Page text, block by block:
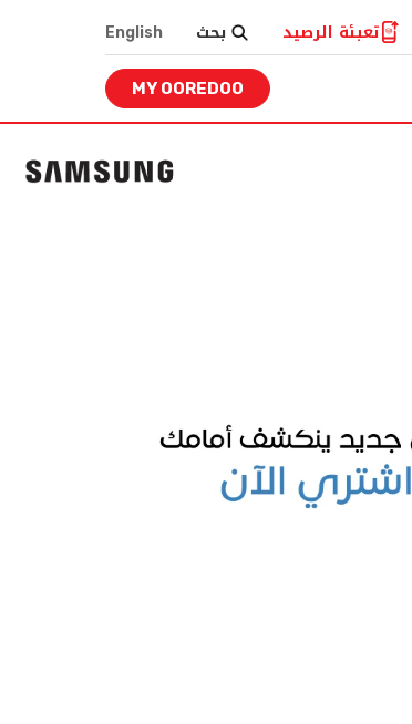
تعبئة الرصيد بحث English
MY OOREDOO